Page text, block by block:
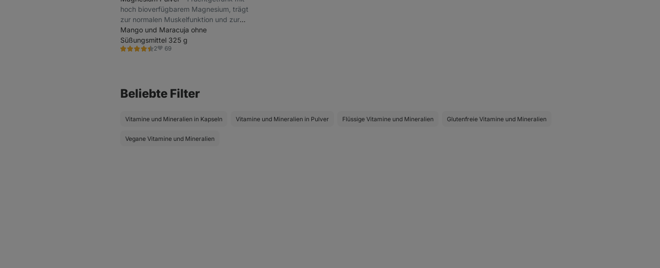
hoch bioverfügbarem Magnesium, trägt
zur normalen Muskelfunktion und zur
Verringerung von Müdigkeit und
Ermüdung bei,
Nahrungsergänzungsmittel
Mango und Maracuja ohne
Süßungsmittel 325 g
2
Bewertung
Favoriten
69
Beliebte Filter
Vitamine und Mineralien in Kapseln Vitamine und Mineralien in Pulver Flüssige Vitamine und Mineralien Glutenfreie Vitamine und Mineralien
Vegane Vitamine und Mineralien